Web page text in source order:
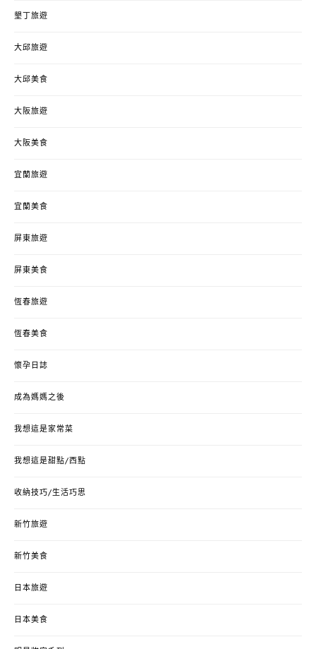
墾丁旅遊
大邱旅遊
大邱美食
大阪旅遊
大阪美食
宜蘭旅遊
宜蘭美食
屏東旅遊
屏東美食
恆春旅遊
恆春美食
懷孕日誌
成為媽媽之後
我想這是家常菜
我想這是甜點/西點
收納技巧/生活巧思
新竹旅遊
新竹美食
日本旅遊
日本美食